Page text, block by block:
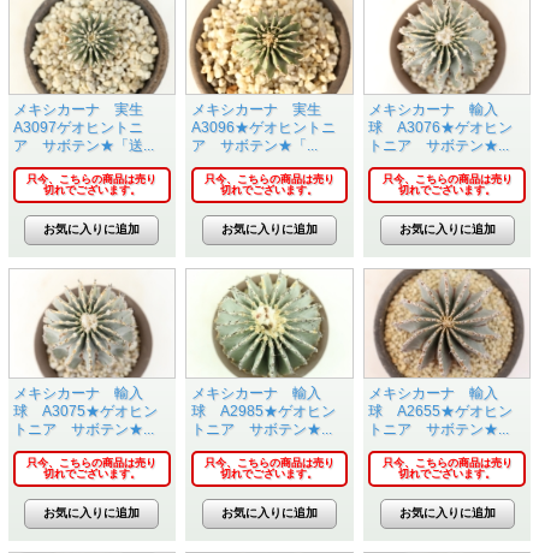
メキシカーナ 実生
A3097ゲオヒントニ
ア サボテン★「送...
只今、こちらの商品は売り
切れでございます。
メキシカーナ 実生
A3096★ゲオヒントニ
ア サボテン★「...
只今、こちらの商品は売り
切れでございます。
メキシカーナ 輸入
球 A3076★ゲオヒン
トニア サボテン★...
只今、こちらの商品は売り
切れでございます。
メキシカーナ 輸入
球 A3075★ゲオヒン
トニア サボテン★...
只今、こちらの商品は売り
切れでございます。
メキシカーナ 輸入
球 A2985★ゲオヒン
トニア サボテン★...
只今、こちらの商品は売り
切れでございます。
メキシカーナ 輸入
球 A2655★ゲオヒン
トニア サボテン★...
只今、こちらの商品は売り
切れでございます。